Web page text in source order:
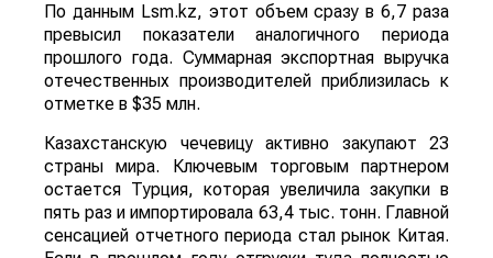
По данным Lsm.kz, этот объем сразу в 6,7 раза
превысил показатели аналогичного периода
прошлого года. Суммарная экспортная выручка
отечественных производителей приблизилась к
отметке в $35 млн.
Казахстанскую чечевицу активно закупают 23
страны мира. Ключевым торговым партнером
остается Турция, которая увеличила закупки в
пять раз и импортировала 63,4 тыс. тонн. Главной
сенсацией отчетного периода стал рынок Китая.